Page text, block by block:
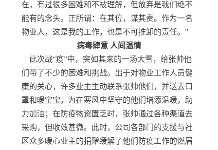
在，有过很多困难和不被理解，但放弃是我们绝不
能有的念头。正所谓：在其位，谋其责。作为一名
物业人，这是我的工作，也是不可推卸的责任。”
病毒肆意 人间温情
此次战“疫”中，突如其来的一场大雪，给张帅他
们带了不少的困难和挑战。出于对物业工作人员健
康的关心，许多业主主动联系张帅他们，并送去口
罩和暖宝宝，为在寒风中坚守的他们增添温暖，助
力加油；在防疫物资匮乏时，张帅通过各种渠道去
采购，但收效甚微。此时，公司各部门的支援与社
区众多暖心业主的捐赠缓解了他们防疫工作的燃眉